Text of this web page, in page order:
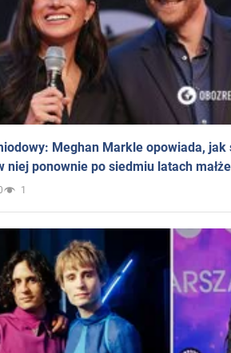
Meghan Markle opowiada, jak
niej ponownie po siedmiu latach
1